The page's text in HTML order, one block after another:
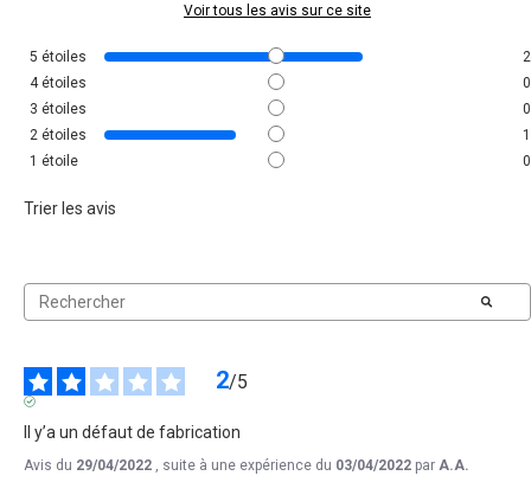
Voir tous les avis sur ce site
5 étoiles
2
4 étoiles
0
3 étoiles
0
2 étoiles
1
1 étoile 0
Trier les avis
2/5
Il y’a un défaut de fabrication
Avis du 29/04/2022 , suite à une expérience du 03/04/2022 par A.A.